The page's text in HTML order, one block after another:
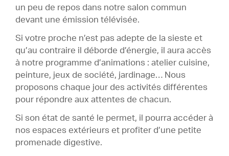
un peu de repos dans notre salon commun
devant une émission télévisée.
Si votre proche n’est pas adepte de la sieste et
qu’au contraire il déborde d’énergie, il aura accès
à notre programme d’animations : atelier cuisine,
peinture, jeux de société, jardinage… Nous
proposons chaque jour des activités différentes
pour répondre aux attentes de chacun.
Si son état de santé le permet, il pourra accéder à
nos espaces extérieurs et profiter d’une petite
promenade digestive.